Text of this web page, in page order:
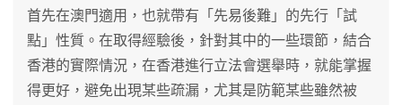
首先在澳門適用，也就帶有「先易後難」的先行「試
點」性質。在取得經驗後，針對其中的一些環節，結合
香港的實際情況，在香港進行立法會選舉時，就能掌握
得更好，避免出現某些疏漏，尤其是防範某些雖然被